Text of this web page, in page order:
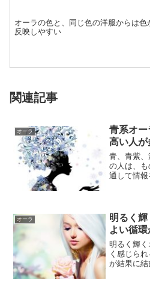
オーラの色と、同じ色の洋服からは色
反映しやすい
関連記事
オーラ
青系オ
高い人
青、青紫、
の人は、
通して情
オーラ
明るく輝
よい循環
明るく輝
く感じら
が結果に結